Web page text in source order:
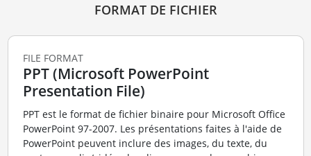
FORMAT DE FICHIER
FILE FORMAT
PPT (Microsoft PowerPoint
Presentation File)
PPT est le format de fichier binaire pour Microsoft Office
PowerPoint 97-2007. Les présentations faites à l'aide de
PowerPoint peuvent inclure des images, du texte, du